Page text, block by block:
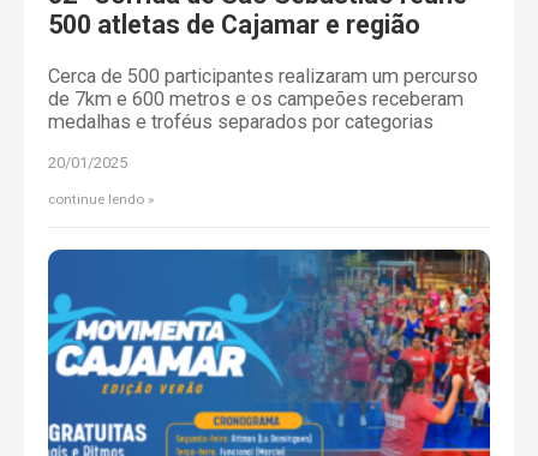
500 atletas de Cajamar e região
Cerca de 500 participantes realizaram um percurso
de 7km e 600 metros e os campeões receberam
medalhas e troféus separados por categorias
20/01/2025
continue lendo